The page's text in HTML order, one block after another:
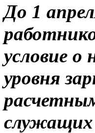
До 1
условие о
уровня
служащих